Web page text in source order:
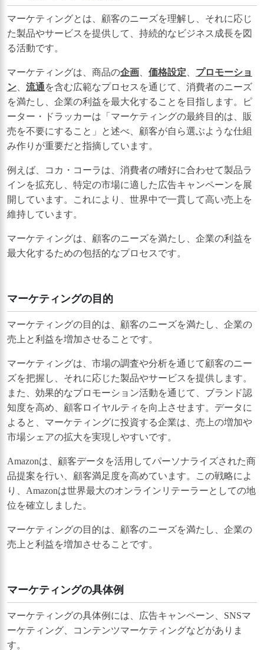
マーケティングとは、顧客のニーズを理解し、それに応じ
た製品やサービスを提供して、持続的なビジネス成長を図
る活動です。
マーケティングは、商品の企画 価格設定
プロモーショ
ン
流通を含む広範なプロセスを通じて、消費者のニーズ
を満たし、企業の利益を最大化することを目指します。ピ
ーター・ドラッカーは「マーケティングの最終目的は、販
売を不要にすること」と述べ、顧客が自ら選ぶような仕組
み作りが重要だと指摘しています。
例えば、コカ・コーラは、消費者の嗜好に合わせて製品ラ
インを拡充し、特定の市場に適した広告キャンペーンを展
開しています。これにより、世界中で一貫して高い売上を
維持しています。
マーケティングは、顧客のニーズを満たし、企業の利益を
最大化するための包括的なプロセスです。
マーケティングの目的
マーケティングの目的は、顧客のニーズを満たし、企業の
売上と利益を増加させることです。
マーケティングは、市場の調査や分析を通じて顧客のニー
ズを把握し、それに応じた製品やサービスを提供します。
また、効果的なプロモーション活動を通じて、ブランド認
知度を高め、顧客ロイヤルティを向上させます。データに
よると、マーケティングに投資する企業は、売上の増加や
市場シェアの拡大を実現しやすいです。
Amazonは、顧客データを活用してパーソナライズされた商
品提案を行い、顧客満足度を高めています。この戦略によ
り、Amazonは世界最大のオンラインリテーラーとしての地
位を確立しました。
マーケティングの目的は、顧客のニーズを満たし、企業の
売上と利益を増加させることです。
マーケティングの具体例
マーケティングの具体例には、広告キャンペーン、SNSマ
ーケティング、コンテンツマーケティングなどがありま
す。